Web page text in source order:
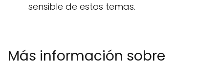
sensible de estos temas.
Más información sobre